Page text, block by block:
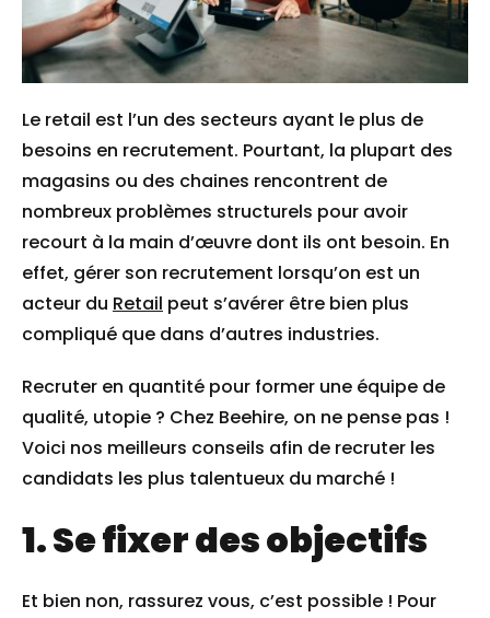
Le retail est l’un des secteurs ayant le plus de
besoins en recrutement. Pourtant, la plupart des
magasins ou des chaines rencontrent de
nombreux problèmes structurels pour avoir
recourt à la main d’œuvre dont ils ont besoin. En
effet, gérer son recrutement lorsqu’on est un
acteur du Retail peut s’avérer être bien plus
compliqué que dans d’autres industries.
Recruter en quantité pour former une équipe de
qualité, utopie ? Chez Beehire, on ne pense pas !
Voici nos meilleurs conseils afin de recruter les
candidats les plus talentueux du marché !
1. Se fixer des objectifs
Et bien non, rassurez vous, c’est possible ! Pour